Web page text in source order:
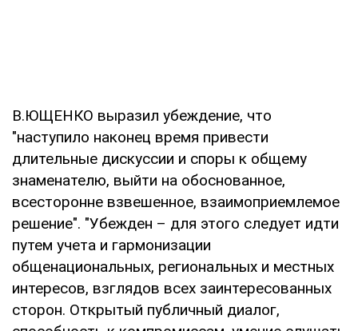
В.ЮЩЕНКО выразил убеждение, что
"наступило наконец время привести
длительные дискуссии и споры к общему
знаменателю, выйти на обоснованное,
всесторонне взвешенное, взаимоприемлемое
решение". "Убежден – для этого следует идти
путем учета и гармонизации
общенациональных, региональных и местных
интересов, взглядов всех заинтересованных
сторон. Открытый публичный диалог,